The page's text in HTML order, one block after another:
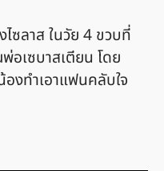
ซลาส ในวัย 4 ขวบที่
อเซบาสเตียน โดย
งทำเอาแฟนคลับใจ